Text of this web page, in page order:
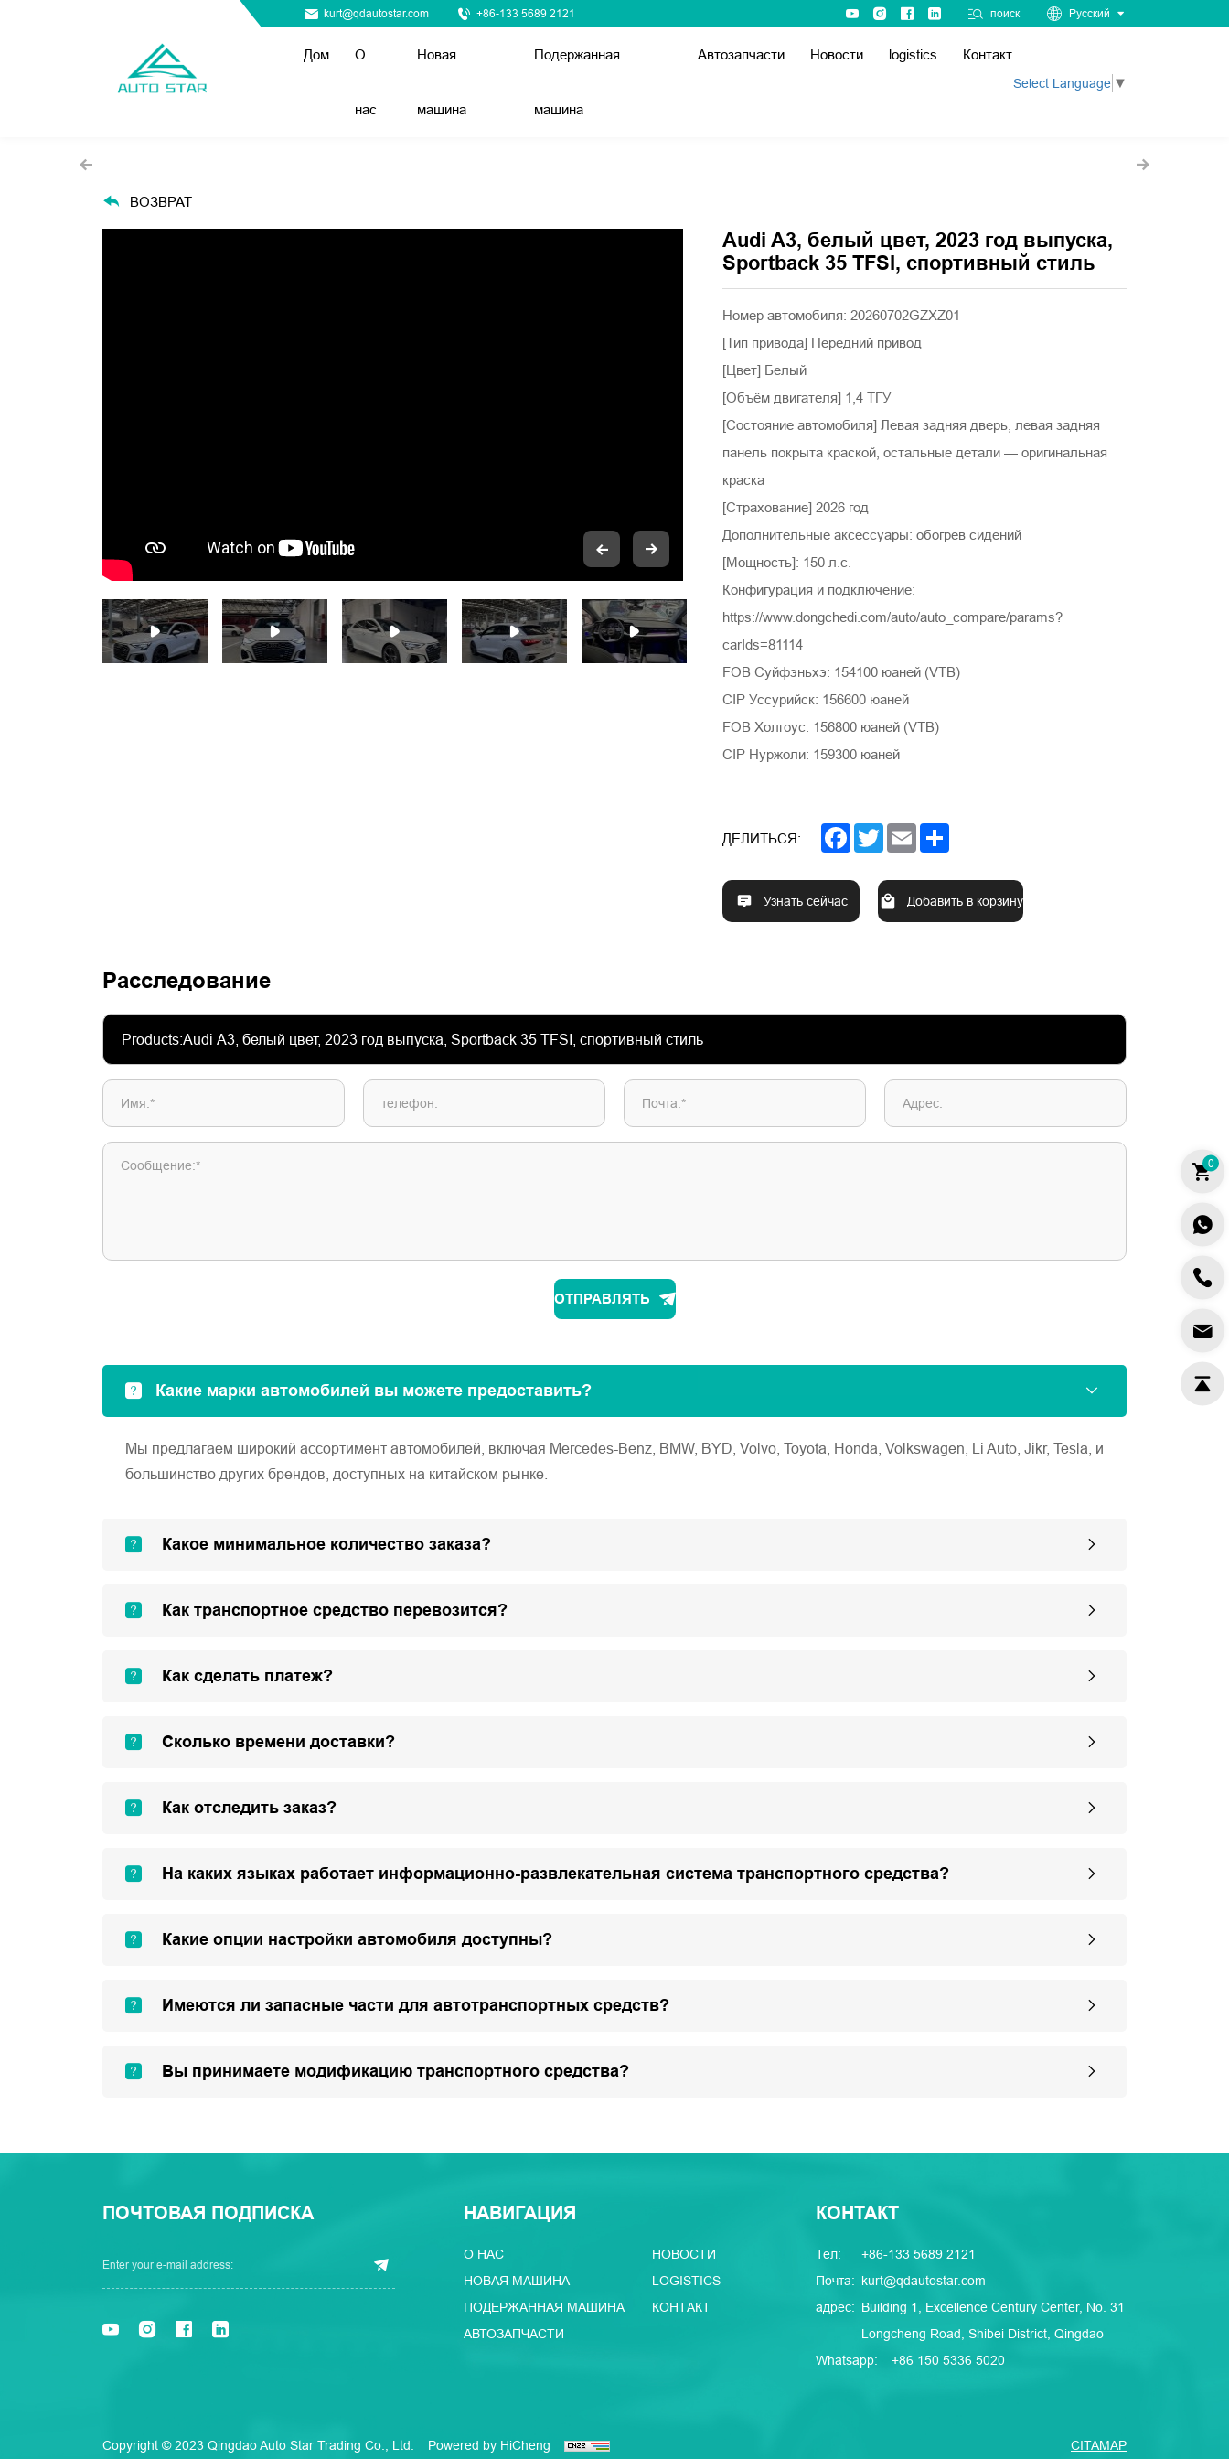
kurt@qdautostar.com +86-133 5689 2121 поиск Русский
Дом О
нас
Новая
машина
Подержанная
машина
Автозапчасти Новости logistics Контакт
Select Language ▼
ВОЗВРАТ
Audi A3, белый цвет, 2023 год выпуска,
Sportback 35 TFSI, спортивный стиль
Номер автомобиля: 20260702GZXZ01
[Тип привода] Передний привод
[Цвет] Белый
[Объём двигателя] 1,4 ТГУ
[Состояние автомобиля] Левая задняя дверь, левая задняя
панель покрыта краской, остальные детали — оригинальная
краска
[Страхование] 2026 год
Дополнительные аксессуары: обогрев сидений
[Мощность]: 150 л.с.
Конфигурация и подключение:
https://www.dongchedi.com/auto/auto_compare/params?
carIds=81114
FOB Суйфэньхэ: 154100 юаней (VTB)
CIP Уссурийск: 156600 юаней
FOB Холгоус: 156800 юаней (VTB)
CIP Нуржоли: 159300 юаней
ДЕЛИТЬСЯ: Facebook
TwitterEmail
Узнать сейчас Добавить в корзину
Расследование
Имя:* телефон: Почта:* Адрес:
Сообщение:*
ОТПРАВЛЯТЬ
Какие марки автомобилей вы можете предоставить?
Мы предлагаем широкий ассортимент автомобилей, включая Mercedes-Benz, BMW, BYD, Volvo, Toyota, Honda, Volkswagen, Li Auto, Jikr, Tesla, и
большинство других брендов, доступных на китайском рынке.
Какое минимальное количество заказа?
Как транспортное средство перевозится?
Как сделать платеж?
Сколько времени доставки?
Как отследить заказ?
На каких языках работает информационно-развлекательная система транспортного средства?
Какие опции настройки автомобиля доступны?
Имеются ли запасные части для автотранспортных средств?
Вы принимаете модификацию транспортного средства?
ПОЧТОВАЯ ПОДПИСКА НАВИГАЦИЯ
О НАС
НОВАЯ МАШИНА
ПОДЕРЖАННАЯ МАШИНА
АВТОЗАПЧАСТИ
НОВОСТИ
LOGISTICS
КОНТАКТ
КОНТАКТ
Тел:
+86-133 5689 2121
Почта: kurt@qdautostar.com
адрес: Building 1, Excellence Century Center, No. 31
Longcheng Road, Shibei District, Qingdao
Whatsapp:
+86 150 5336 5020
Copyright © 2023 Qingdao Auto Star Trading Co., Ltd. Powered by HiCheng CITAMAP
0